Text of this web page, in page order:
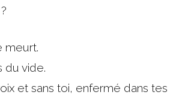
meurt.
du vide.
et sans toi, enfermé dans tes